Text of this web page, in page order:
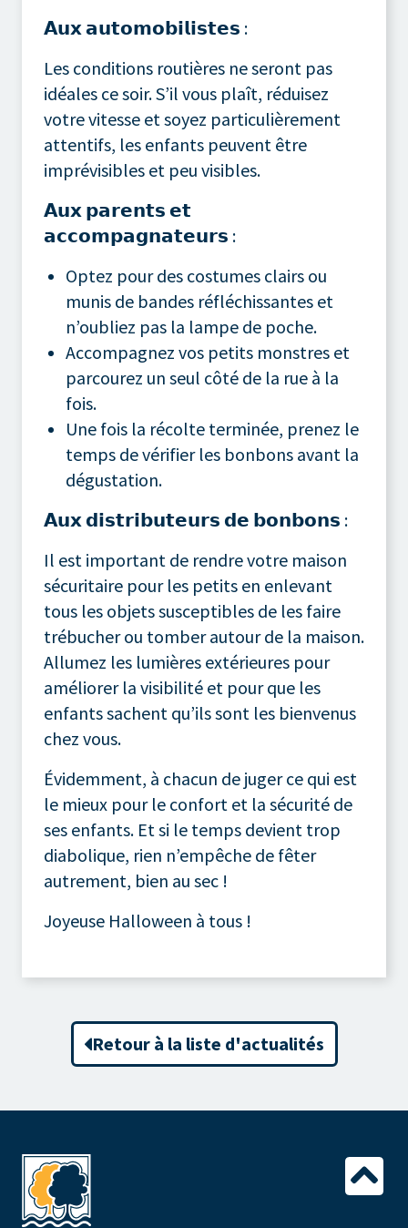
𝗔𝘂𝘅 𝗮𝘂𝘁𝗼𝗺𝗼𝗯𝗶𝗹𝗶𝘀𝘁𝗲𝘀 :
Les conditions routières ne seront pas
idéales ce soir. S’il vous plaît, réduisez
votre vitesse et soyez particulièrement
attentifs, les enfants peuvent être
imprévisibles et peu visibles.
𝗔𝘂𝘅 𝗽𝗮𝗿𝗲𝗻𝘁𝘀 𝗲𝘁
𝗮𝗰𝗰𝗼𝗺𝗽𝗮𝗴𝗻𝗮𝘁𝗲𝘂𝗿𝘀 :
Optez pour des costumes clairs ou
munis de bandes réfléchissantes et
n’oubliez pas la lampe de poche.
Accompagnez vos petits monstres et
parcourez un seul côté de la rue à la
fois.
Une fois la récolte terminée, prenez le
temps de vérifier les bonbons avant la
dégustation.
𝗔𝘂𝘅 𝗱𝗶𝘀𝘁𝗿𝗶𝗯𝘂𝘁𝗲𝘂𝗿𝘀 𝗱𝗲 𝗯𝗼𝗻𝗯𝗼𝗻𝘀 :
Il est important de rendre votre maison
sécuritaire pour les petits en enlevant
tous les objets susceptibles de les faire
trébucher ou tomber autour de la maison.
Allumez les lumières extérieures pour
améliorer la visibilité et pour que les
enfants sachent qu’ils sont les bienvenus
chez vous.
Évidemment, à chacun de juger ce qui est
le mieux pour le confort et la sécurité de
ses enfants. Et si le temps devient trop
diabolique, rien n’empêche de fêter
autrement, bien au sec !
Joyeuse Halloween à tous !
Retour à la liste d'actualités